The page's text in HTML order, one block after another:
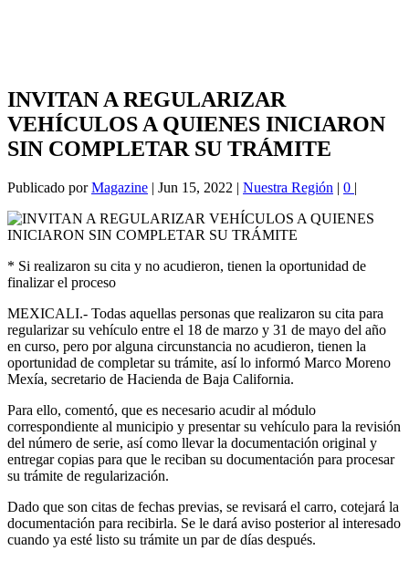
INVITAN A REGULARIZAR
VEHÍCULOS A QUIENES INICIARON
SIN COMPLETAR SU TRÁMITE
Publicado porMagazine | Jun 15, 2022 | Nuestra Región | 0 |
* Si realizaron su cita y no acudieron, tienen la oportunidad de
finalizar el proceso
MEXICALI.- Todas aquellas personas que realizaron su cita para
regularizar su vehículo entre el 18 de marzo y 31 de mayo del año
en curso, pero por alguna circunstancia no acudieron, tienen la
oportunidad de completar su trámite, así lo informó Marco Moreno
Mexía, secretario de Hacienda de Baja California.
Para ello, comentó, que es necesario acudir al módulo
correspondiente al municipio y presentar su vehículo para la revisión
del número de serie, así como llevar la documentación original y
entregar copias para que le reciban su documentación para procesar
su trámite de regularización.
Dado que son citas de fechas previas, se revisará el carro, cotejará la
documentación para recibirla. Se le dará aviso posterior al interesado
cuando ya esté listo su trámite un par de días después.